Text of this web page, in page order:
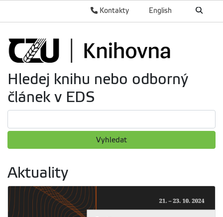
English
Kontakty
Hledej knihu nebo odborný
článek v EDS
Vyhledat
Aktuality